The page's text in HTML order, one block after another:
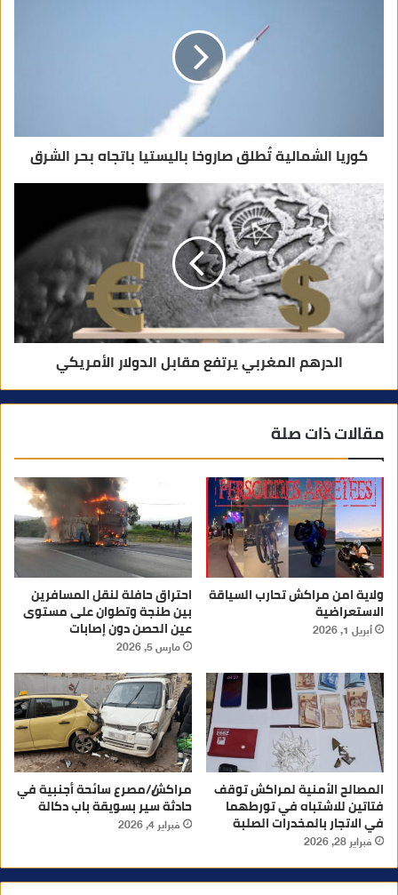
كوريا الشمالية تُطلق صاروخا باليستيا باتجاه بحر الشرق
الدرهم المغربي يرتفع مقابل الدولار الأمريكي
مقالات ذات صلة
ولاية امن مراكش تحارب السياقة
الاستعراضية
أبريل 1, 2026
احتراق حافلة لنقل المسافرين
بين طنجة وتطوان على مستوى
عين الحصن دون إصابات
مارس 5, 2026
المصالح الأمنية لمراكش توقف
فتاتين للاشتباه في تورطهما
في الاتجار بالمخدرات الصلبة
فبراير 28, 2026
مراكش//مصرع سائحة أجنبية في
حادثة سير بسويقة باب دكالة
فبراير 4, 2026